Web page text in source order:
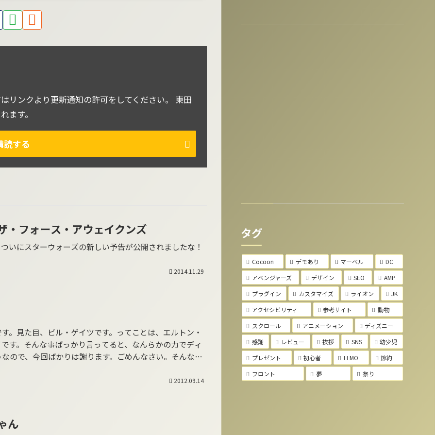
リンクより更新通知の許可をしてください。 東田
ます。
読する
・フォース・アウェイクンズ
いにスターウォーズの新しい予告が公開されましたな！
2014.11.29
。見た目、ビル・ゲイツです。ってことは、エルトン・
す。そんな事ばっかり言ってると、なんらかの力でディ
ので、今回ばかりは謝ります。ごめんなさい。そんなこ
2012.09.14
ん
タグ
Cocoon デモあり マーベル
DC
アベンジャーズ
デザイン SEO
AMP
プラグイン
カスタマイズ ライオン
JK
アクセシビリティ
参考サイト
動物
スクロール
アニメーション
ディズニー
感謝
レビュー 挨拶 SNS
幼少児
プレゼント
初心者 LLMO
節約
フロント
夢 祭り